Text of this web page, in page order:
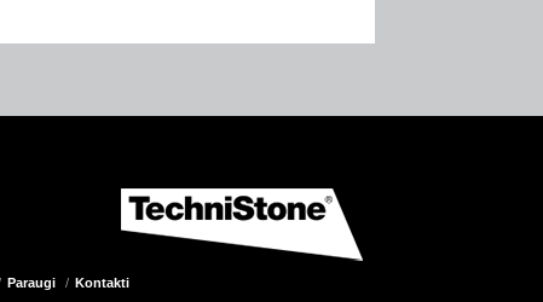
Paraugi Kontakti